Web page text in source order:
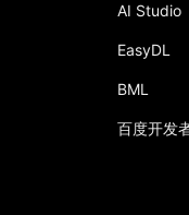
AI Studio
EasyDL
BML
百度开发